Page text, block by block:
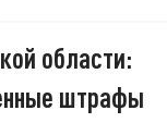
области:
штрафы